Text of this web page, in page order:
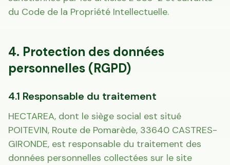
du Code de la Propriété Intellectuelle.
4. Protection des données
personnelles (RGPD)
4.1 Responsable du traitement
HECTAREA, dont le siège social est situé
POITEVIN, Route de Pomarède, 33640 CASTRES-
GIRONDE, est responsable du traitement des
données personnelles collectées sur le site